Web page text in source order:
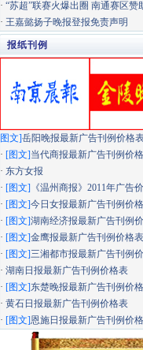
· “苏超”联赛火爆出圈 南通赛区赞
· 王嘉懿扬子晚报登报免责声明
报纸刊例
图文]岳阳晚报最新广告刊例价格
· [图文]当代商报最新广告刊例价
· 东方女报
· [图文] 《温州商报》2011年广告
· [图文]今日女报最新广告刊例价
· [图文]湖南经济报最新广告刊例
· [图文]金鹰报最新广告刊例价格表
· [图文]三湘都市报最新广告刊例
· 湖南日报最新广告刊例价格表
· [图文]东楚晚报最新广告刊例价
· 黄石日报最新广告刊例价格表
· [图文]恩施日报最新广告刊例价